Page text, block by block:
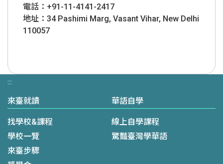
電話：+91-11-4141-2417
地址：34 Pashimi Marg, Vasant Vihar, New Delhi
110057
:::
來臺就讀
找學校&課程
學校一覽
來臺步驟
華語自學
線上自學課程
驚豔臺灣學華語